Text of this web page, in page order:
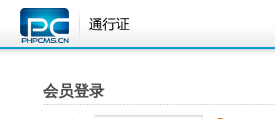
会员登录